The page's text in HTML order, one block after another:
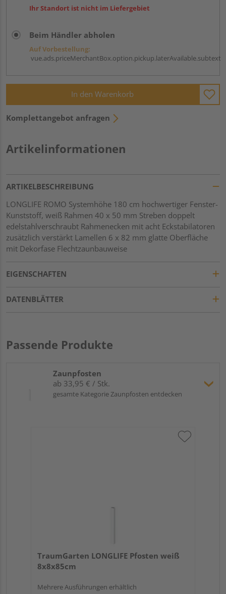
Ihr Standort ist nicht im Liefergebiet
Beim Händler abholen
Auf Vorbestellung:
vue.ads.priceMerchantBox.option.pickup.laterAvailable.subtext
In den Warenkorb
Komplettangebot anfragen
Artikelinformationen
ARTIKELBESCHREIBUNG
LONGLIFE ROMO Systemhöhe 180 cm hochwertiger Fenster-
Kunststoff, weiß Rahmen 40 x 50 mm Streben doppelt
edelstahlverschraubt Rahmenecken mit acht Eckstabilatoren
zusätzlich verstärkt Lamellen 6 x 82 mm glatte Oberfläche
mit Dekorfase Flechtzaunbauweise
EIGENSCHAFTEN
DATENBLÄTTER
Passende Produkte
Zaunpfosten
ab 33,95 € / Stk.
gesamte Kategorie Zaunpfosten entdecken
TraumGarten LONGLIFE Pfosten weiß
8x8x85cm
Mehrere Ausführungen erhältlich